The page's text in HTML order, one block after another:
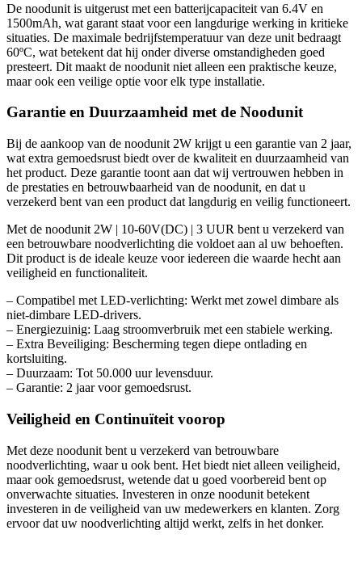
De noodunit is uitgerust met een batterijcapaciteit van 6.4V en
1500mAh, wat garant staat voor een langdurige werking in kritieke
situaties. De maximale bedrijfstemperatuur van deze unit bedraagt
60ºC, wat betekent dat hij onder diverse omstandigheden goed
presteert. Dit maakt de noodunit niet alleen een praktische keuze,
maar ook een veilige optie voor elk type installatie.
Garantie en Duurzaamheid met de Noodunit
⁤Bij de aankoop van de noodunit 2W krijgt u een garantie van 2 jaar,
wat extra gemoedsrust biedt over de kwaliteit en duurzaamheid van
het product. ⁤⁤Deze garantie toont aan dat wij vertrouwen hebben in
de prestaties en betrouwbaarheid van de noodunit, en dat u
verzekerd bent van een product dat langdurig en veilig functioneert. ⁤
Met de noodunit 2W | 10-60V(DC) | 3 UUR bent u verzekerd van
een betrouwbare noodverlichting die voldoet aan al uw behoeften.
Dit product is de ideale keuze voor iedereen die waarde hecht aan
veiligheid en functionaliteit.
– Compatibel met LED-verlichting: Werkt met zowel dimbare als
niet-dimbare LED-drivers.
– Energiezuinig: Laag stroomverbruik met een stabiele werking.
– Extra Beveiliging: Bescherming tegen diepe ontlading en
kortsluiting.
– Duurzaam: Tot 50.000 uur levensduur.
– Garantie: 2 jaar voor gemoedsrust.
Veiligheid en Continuïteit voorop
Met deze noodunit bent u verzekerd van betrouwbare
noodverlichting, waar u ook bent. Het biedt niet alleen veiligheid,
maar ook gemoedsrust, wetende dat u goed voorbereid bent op
onverwachte situaties. Investeren in onze noodunit betekent
investeren in de veiligheid van uw medewerkers en klanten. Zorg
ervoor dat uw noodverlichting altijd werkt, zelfs in het donker.